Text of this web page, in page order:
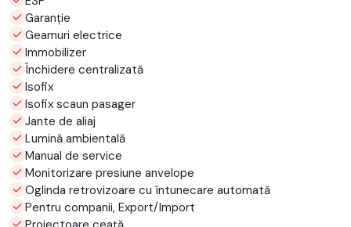
Garanție
Geamuri electrice
Immobilizer
Închidere centralizată
Isofix
Isofix scaun pasager
Jante de aliaj
Lumină ambientală
Manual de service
Monitorizare presiune anvelope
Oglinda retrovizoare cu întunecare automată
Pentru companii, Export/Import